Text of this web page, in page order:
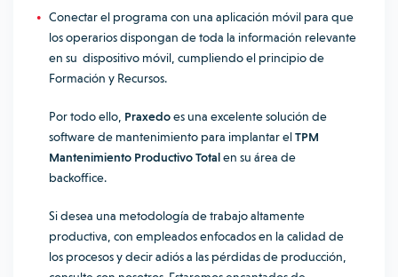
Conectar el programa con una aplicación móvil para que
los operarios dispongan de toda la información relevante
en su dispositivo móvil, cumpliendo el principio de
Formación y Recursos.
Por todo ello, Praxedoes una excelente solución de
software de mantenimiento para implantar elTPM
Mantenimiento Productivo Totalen su área de
backoffice.
Si desea una metodología de trabajo altamente
productiva, con empleados enfocados en la calidad de
los procesos y decir adiós a las pérdidas de producción,